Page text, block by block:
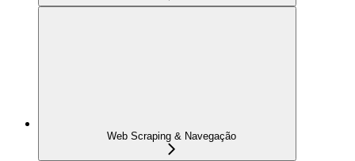
Web Scraping & Navegação